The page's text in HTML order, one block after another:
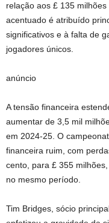
relação aos £ 135
acentuado é atribuído
significativos e à falta de
jogadores únicos.
anúncio
A tensão financeira
aumentar de 3,5 mil
em 2024-25. O
financeira ruim, com
cento, para £ 355
no mesmo período.
Tim Bridges, sócio